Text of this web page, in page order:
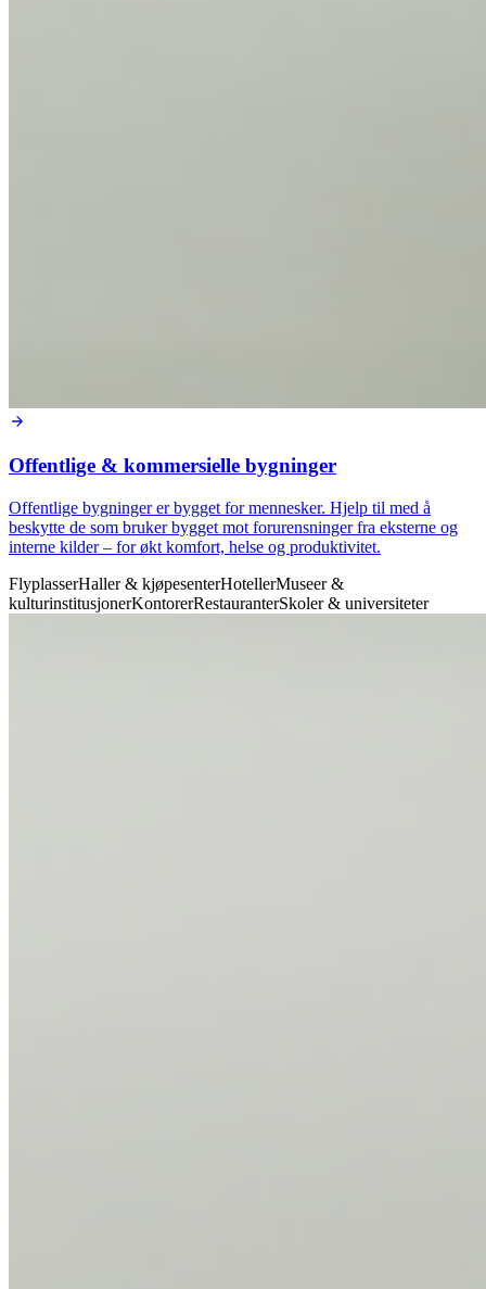
Offentlige & kommersielle bygninger
Offentlige bygninger er bygget for mennesker. Hjelp til med å
beskytte de som bruker bygget mot forurensninger fra eksterne og
interne kilder – for økt komfort, helse og produktivitet.
FlyplasserHaller & kjøpesenterHotellerMuseer &
kulturinstitusjonerKontorerRestauranterSkoler & universiteter